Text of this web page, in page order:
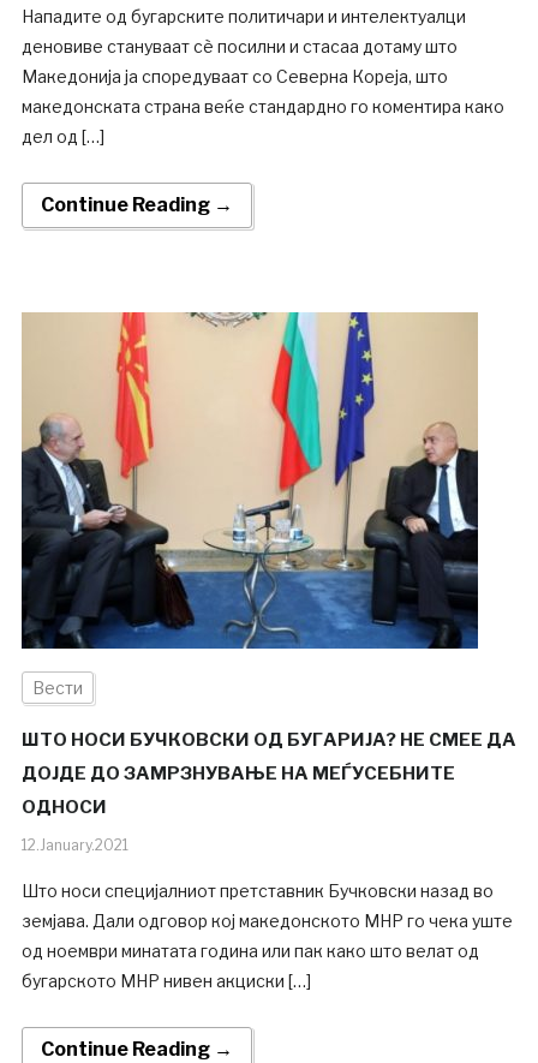
Нападите од бугарските политичари и интелектуалци
деновиве стануваат сѐ посилни и стасаа дотаму што
Македонија ја споредуваат со Северна Кореја, што
македонската страна веќе стандардно го коментира како
дел од […]
Continue Reading →
Вести
ШТО НОСИ БУЧКОВСКИ ОД БУГАРИЈА? НЕ СМЕЕ ДА
ДОЈДЕ ДО ЗАМРЗНУВАЊЕ НА МЕЃУСЕБНИТЕ
ОДНОСИ
12.January.2021
Што носи специјалниот претставник Бучковски назад во
земјава. Дали одговор кој македонското МНР го чека уште
од ноември минатата година или пак како што велат од
бугарското МНР нивен акциски […]
Continue Reading →